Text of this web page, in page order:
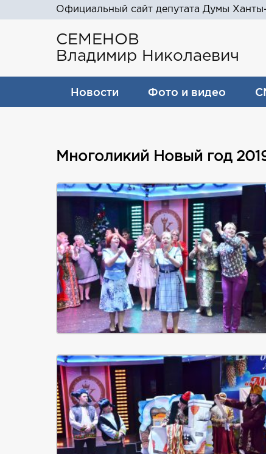
Официальный сайт депутата Думы
СЕМЕНОВ
Владимир Николаевич
Новости Фото и видео
Многоликий Новый год